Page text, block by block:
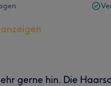
gerne hin. Die